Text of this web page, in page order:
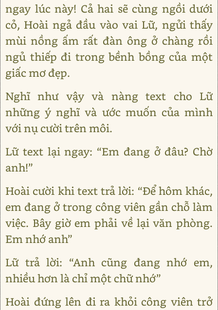
ngay lúc này! Cả hai sẽ cùng ngồi dưới
cỏ, Hoài ngả đầu vào vai Lữ, ngửi thấy
mùi nồng ấm rất đàn ông ở chàng rồi
ngủ thiếp đi trong bềnh bồng của một
giấc mơ đẹp.
Nghĩ như vậy và nàng text cho Lữ
những ý nghĩ và ước muốn của mình
với nụ cười trên môi.
Lữ text lại ngay: “Em đang ở đâu? Chờ
anh!”
Hoài cười khi text trả lời: “Để hôm khác,
em đang ở trong công viên gần chỗ làm
việc. Bây giờ em phải về lại văn phòng.
Em nhớ anh”
Lữ trả lời: “Anh cũng đang nhớ em,
nhiều hơn là chỉ một chữ nhớ”
Hoài đứng lên đi ra khỏi công viên trở